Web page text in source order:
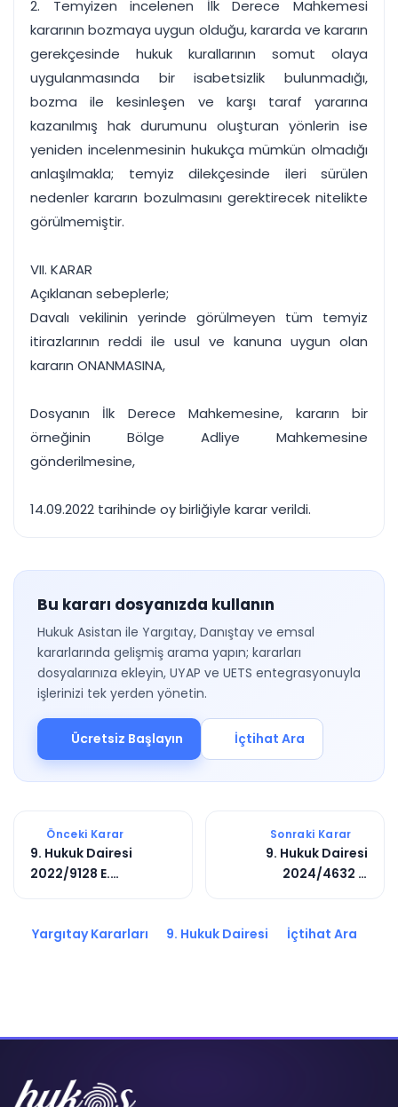
2. Temyizen incelenen İlk Derece Mahkemesi
kararının bozmaya uygun olduğu, kararda ve kararın
gerekçesinde hukuk kurallarının somut olaya
uygulanmasında bir isabetsizlik bulunmadığı,
bozma ile kesinleşen ve karşı taraf yararına
kazanılmış hak durumunu oluşturan yönlerin ise
yeniden incelenmesinin hukukça mümkün olmadığı
anlaşılmakla; temyiz dilekçesinde ileri sürülen
nedenler kararın bozulmasını gerektirecek nitelikte
görülmemiştir.
VII. KARAR
Açıklanan sebeplerle;
Davalı vekilinin yerinde görülmeyen tüm temyiz
itirazlarının reddi ile usul ve kanuna uygun olan
kararın ONANMASINA,
Dosyanın İlk Derece Mahkemesine, kararın bir
örneğinin Bölge Adliye Mahkemesine
gönderilmesine,
14.09.2022 tarihinde oy birliğiyle karar verildi.
Bu kararı dosyanızda kullanın
Hukuk Asistan ile Yargıtay, Danıştay ve emsal
kararlarında gelişmiş arama yapın; kararları
dosyalarınıza ekleyin, UYAP ve UETS entegrasyonuyla
işlerinizi tek yerden yönetin.
Ücretsiz Başlayın İçtihat Ara
Önceki Karar
9. Hukuk Dairesi
2022/9128 E.
Sonraki Karar
9. Hukuk Dairesi
2024/4632 E.
Yargıtay Kararları 9. Hukuk Dairesi İçtihat Ara